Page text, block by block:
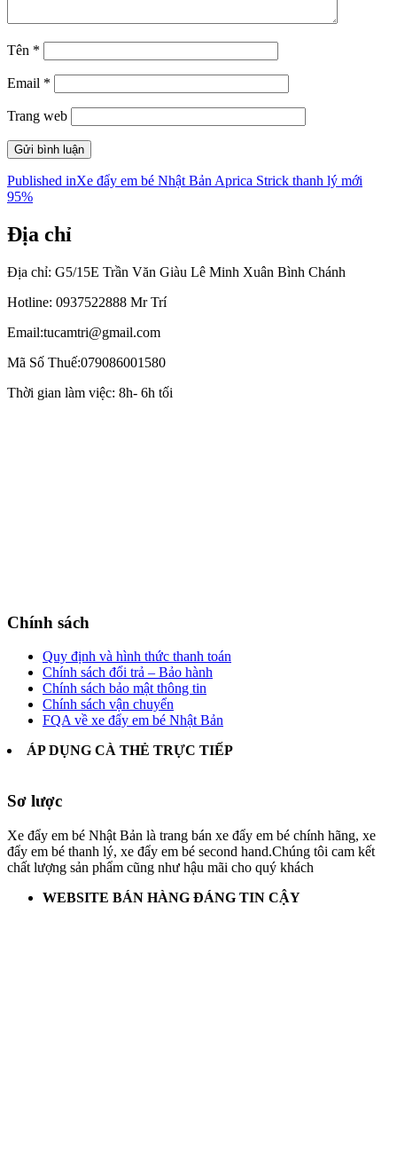
Tên *
Email *
Trang web
Điều
hướng
bài
Published inXe đẩy em bé Nhật Bản Aprica Strick thanh lý mới
95%
Địa chỉ
Địa chỉ: G5/15E Trần Văn Giàu Lê Minh Xuân Bình Chánh
Hotline: 0937522888 Mr Trí
Email:tucamtri@gmail.com
Mã Số Thuế:079086001580
Thời gian làm việc: 8h- 6h tối
Chính sách
Quy định và hình thức thanh toán
Chính sách đổi trả – Bảo hành
Chính sách bảo mật thông tin
Chính sách vận chuyển
FQA về xe đẩy em bé Nhật Bản
ÁP DỤNG CÀ THẺ TRỰC TIẾP
Sơ lược
Xe đẩy em bé Nhật Bản là trang bán xe đẩy em bé chính hãng, xe
đẩy em bé thanh lý, xe đẩy em bé second hand.Chúng tôi cam kết
chất lượng sản phẩm cũng như hậu mãi cho quý khách
WEBSITE BÁN HÀNG ĐÁNG TIN CẬY